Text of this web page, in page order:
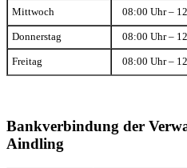
Mittwoch 08:00 Uhr –
Donnerstag 08:00 Uhr –
Freitag 08:00 Uhr –
Bankverbindung der
Aindling